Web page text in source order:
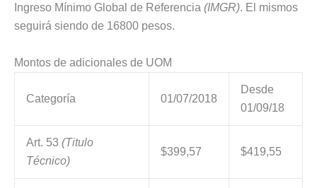
Ingreso Mínimo Global de Referencia (IMGR). El mismos
seguirá siendo de 16800 pesos.
Montos de adicionales de UOM
Categoría 01/07/2018
Desde
01/09/18
Art. 53 (Titulo
Técnico)
$399,57 $419,55